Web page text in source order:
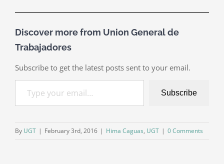
Discover more from Union General de
Trabajadores
Subscribe to get the latest posts sent to your email.
Type your email…
Subscribe
By UGT | February 3rd, 2016 | Hima Caguas, UGT | 0 Comments